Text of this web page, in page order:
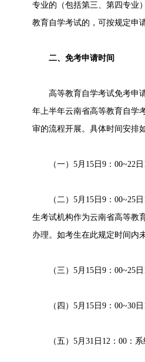
专业的（包括第三、第四专业
教育自学考试的，可按规定申
二、免考申请时间
高等教育自学考试免考申请
年上半年云南省高等教育自学
审的流程开展。具体时间安排
（一）5月15日9：00~22日
（二）5月15日9：00~25日
生考试机构作为云南省高等教
办理。如考生在此规定时间内
（三）5月15日9：00~25日
（四）5月15日9：00~30日
（五）5月31日12：00：系